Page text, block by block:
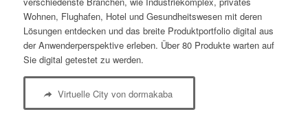
Wohnen, Flughafen, Hotel und Gesundheitswesen mit deren
Lösungen entdecken und das breite Produktportfolio digital aus
der Anwenderperspektive erleben. Über 80 Produkte warten auf
Sie digital getestet zu werden.
Virtuelle City von dormakaba